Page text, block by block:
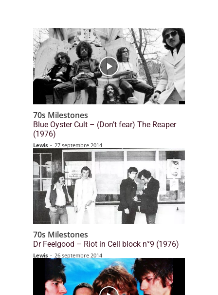
70s Milestones
Blue Oyster Cult – (Don’t fear) The Reaper
(1976)
Lewis - 27 septembre 2014
70s Milestones
Dr Feelgood – Riot in Cell block n°9 (1976)
Lewis - 26 septembre 2014